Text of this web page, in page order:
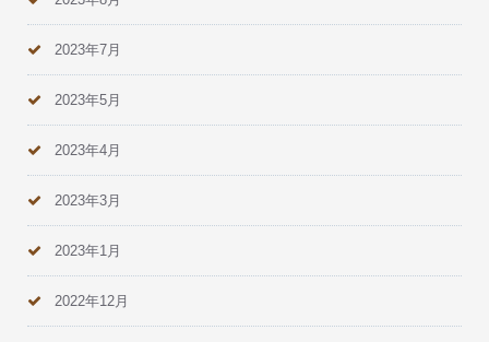
2023年7月
2023年5月
2023年4月
2023年3月
2023年1月
2022年12月